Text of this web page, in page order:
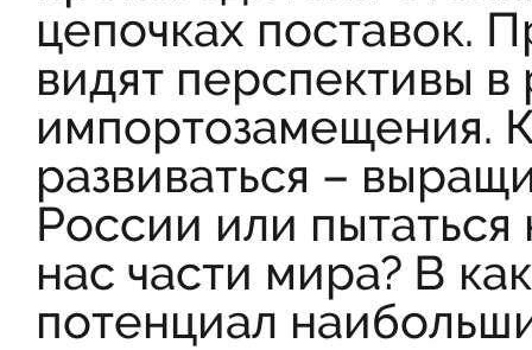
цепочках поставок.
видят перспективы
импортозамещения.
развиваться –
России или
нас части мира? В
потенциал